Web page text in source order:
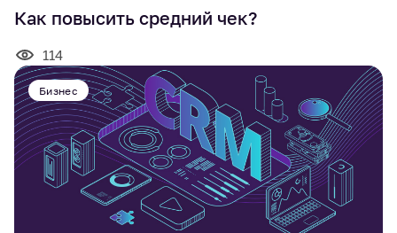
Как повысить средний чек?
114
Бизнес